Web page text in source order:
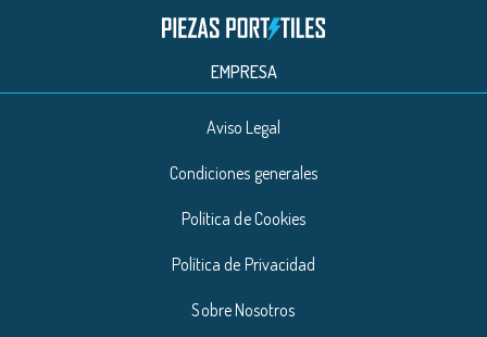
EMPRESA
Aviso Legal
Condiciones generales
Política de Cookies
Política de Privacidad
Sobre Nosotros